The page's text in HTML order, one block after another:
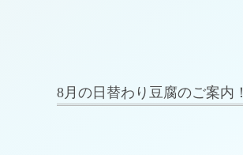
8月の日替わり豆腐のご案内！